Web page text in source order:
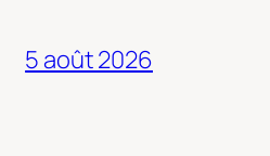
5 août 2026